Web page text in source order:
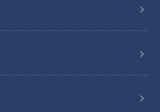
ー＆ナナフシギのツイ